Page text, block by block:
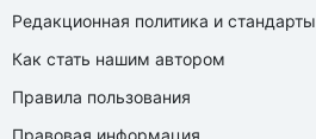
Редакционная политика и стандарты
Как стать нашим автором
Правила пользования
Правовая информация